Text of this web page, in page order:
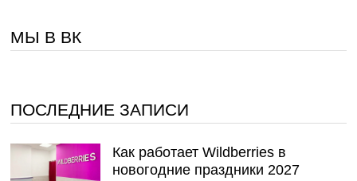
МЫ В ВК
ПОСЛЕДНИЕ ЗАПИСИ
Как работает Wildberries в
новогодние праздники 2027